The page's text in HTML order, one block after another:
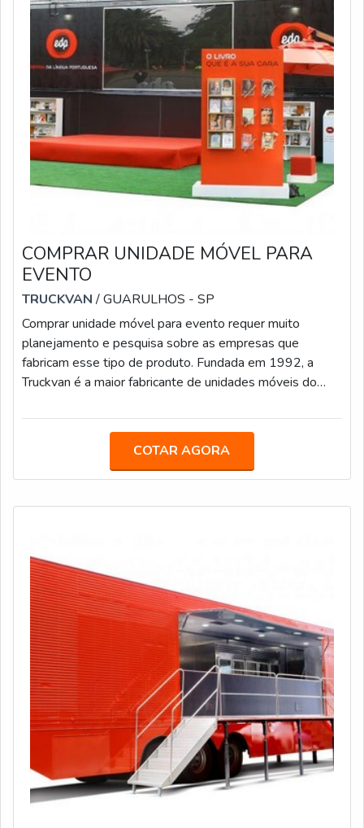
COMPRAR UNIDADE MÓVEL PARA
EVENTO
TRUCKVAN/ GUARULHOS - SP
Comprar unidade móvel para evento requer muito
planejamento e pesquisa sobre as empresas que
fabricam esse tipo de produto. Fundada em 1992, a
Truckvan é a maior fabricante de unidades móveis do
colaboradores e ampla estrutura fabril em uma sede de
(SP).MAIS DETALHES SOBRE AS CASESMais do que
atender companhias renomadas, a Truckvan se orgulha
COTAR AGORA